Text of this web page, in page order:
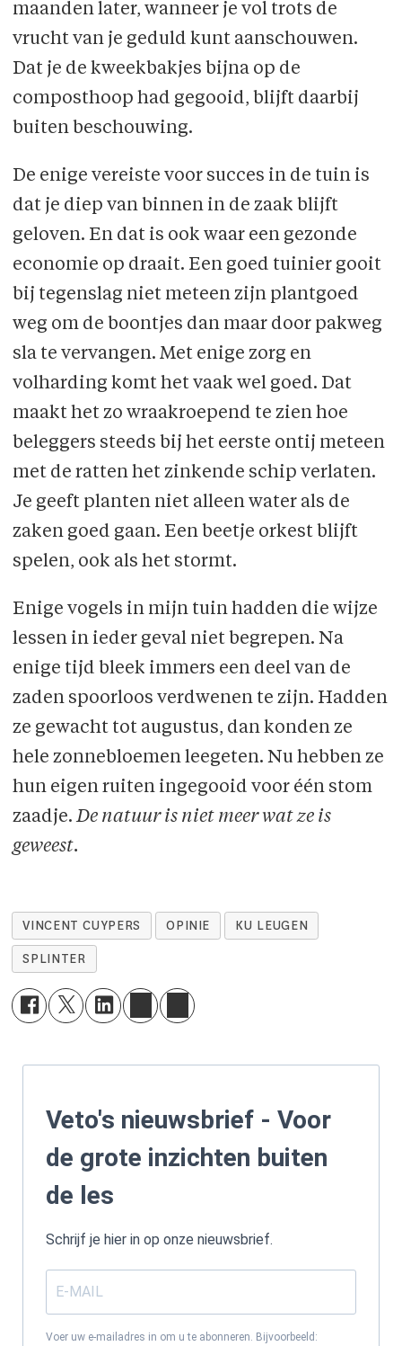
maanden later, wanneer je vol trots de
vrucht van je geduld kunt aanschouwen.
Dat je de kweekbakjes bijna op de
composthoop had gegooid, blijft daarbij
buiten beschouwing.
De enige vereiste voor succes in de tuin is
dat je diep van binnen in de zaak blijft
geloven. En dat is ook waar een gezonde
economie op draait. Een goed tuinier gooit
bij tegenslag niet meteen zijn plantgoed
weg om de boontjes dan maar door pakweg
sla te vervangen. Met enige zorg en
volharding komt het vaak wel goed. Dat
maakt het zo wraakroepend te zien hoe
beleggers steeds bij het eerste ontij meteen
met de ratten het zinkende schip verlaten.
Je geeft planten niet alleen water als de
zaken goed gaan. Een beetje orkest blijft
spelen, ook als het stormt.
Enige vogels in mijn tuin hadden die wijze
lessen in ieder geval niet begrepen. Na
enige tijd bleek immers een deel van de
zaden spoorloos verdwenen te zijn. Hadden
ze gewacht tot augustus, dan konden ze
hele zonnebloemen leegeten. Nu hebben ze
hun eigen ruiten ingegooid voor één stom
zaadje.De natuur is niet meer wat ze is
geweest.
VINCENT CUYPERS OPINIE KU LEUGEN
SPLINTER
Veto's nieuwsbrief - Voor
de grote inzichten buiten
de les
Schrijf je hier in op onze nieuwsbrief.
Voer uw e-mailadres in om u te abonneren. Bijvoorbeeld: